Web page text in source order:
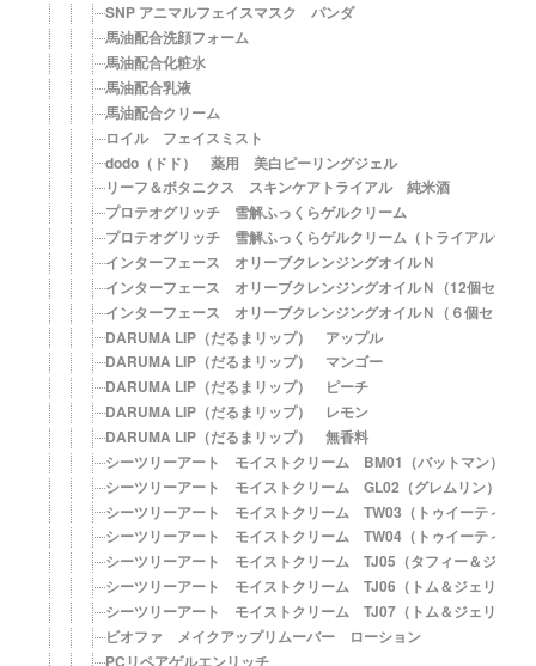
SNP アニマルフェイスマスク パンダ
馬油配合洗顔フォーム
馬油配合化粧水
馬油配合乳液
馬油配合クリーム
ロイル フェイスミスト
dodo（ドド） 薬用 美白ピーリングジェル
リーフ＆ボタニクス スキンケアトライアル 純米酒
プロテオグリッチ 雪解ふっくらゲルクリーム
プロテオグリッチ 雪解ふっくらゲルクリーム（トライアルサイ
インターフェース オリーブクレンジングオイルＮ
インターフェース オリーブクレンジングオイルＮ（12個セット
インターフェース オリーブクレンジングオイルＮ（６個セット）
DARUMA LIP（だるまリップ） アップル
DARUMA LIP（だるまリップ） マンゴー
DARUMA LIP（だるまリップ） ピーチ
DARUMA LIP（だるまリップ） レモン
DARUMA LIP（だるまリップ） 無香料
シーツリーアート モイストクリーム BM01（バットマン）
シーツリーアート モイストクリーム GL02（グレムリン）
シーツリーアート モイストクリーム TW03（トゥイーティー）
シーツリーアート モイストクリーム TW04（トゥイーティー）
シーツリーアート モイストクリーム TJ05（タフィー＆ジェリ
シーツリーアート モイストクリーム TJ06（トム＆ジェリー）
シーツリーアート モイストクリーム TJ07（トム＆ジェリー）
ビオファ メイクアップリムーバー ローション
PCリペアゲルエンリッチ